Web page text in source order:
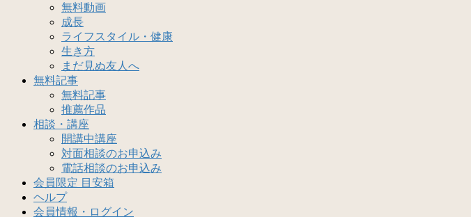
無料動画
成長
ライフスタイル・健康
生き方
まだ見ぬ友人へ
無料記事
無料記事
推薦作品
相談・講座
開講中講座
対面相談のお申込み
電話相談のお申込み
会員限定 目安箱
ヘルプ
会員情報・ログイン